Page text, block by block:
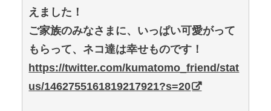
えました！
ご家族のみなさまに、いっぱい可愛がって
もらって、ネコ達は幸せものです！
https://twitter.com/kumatomo_friend/stat
us/1462755161819217921?s=20